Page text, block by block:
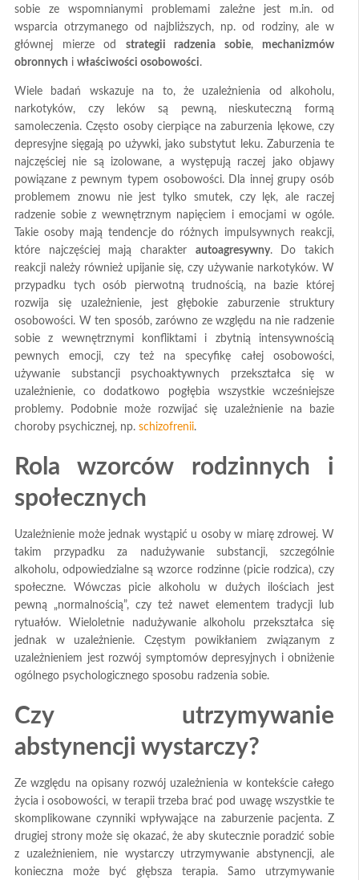
sobie ze wspomnianymi problemami zależne jest m.in. od
wsparcia otrzymanego od najbliższych, np. od rodziny, ale w
głównej mierze od strategii radzenia sobie, mechanizmów
obronnych i właściwości osobowości.
Wiele badań wskazuje na to, że uzależnienia od alkoholu,
narkotyków, czy leków są pewną, nieskuteczną formą
samoleczenia. Często osoby cierpiące na zaburzenia lękowe, czy
depresyjne sięgają po używki, jako substytut leku. Zaburzenia te
najczęściej nie są izolowane, a występują raczej jako objawy
powiązane z pewnym typem osobowości. Dla innej grupy osób
problemem znowu nie jest tylko smutek, czy lęk, ale raczej
radzenie sobie z wewnętrznym napięciem i emocjami w ogóle.
Takie osoby mają tendencje do różnych impulsywnych reakcji,
które najczęściej mają charakter autoagresywny. Do takich
reakcji należy również upijanie się, czy używanie narkotyków. W
przypadku tych osób pierwotną trudnością, na bazie której
rozwija się uzależnienie, jest głębokie zaburzenie struktury
osobowości. W ten sposób, zarówno ze względu na nie radzenie
sobie z wewnętrznymi konfliktami i zbytnią intensywnością
pewnych emocji, czy też na specyfikę całej osobowości,
używanie substancji psychoaktywnych przekształca się w
uzależnienie, co dodatkowo pogłębia wszystkie wcześniejsze
problemy. Podobnie może rozwijać się uzależnienie na bazie
choroby psychicznej, np. schizofrenii.
Rola wzorców rodzinnych i
społecznych
Uzależnienie może jednak wystąpić u osoby w miarę zdrowej. W
takim przypadku za nadużywanie substancji, szczególnie
alkoholu, odpowiedzialne są wzorce rodzinne (picie rodzica), czy
społeczne. Wówczas picie alkoholu w dużych ilościach jest
pewną „normalnością”, czy też nawet elementem tradycji lub
rytuałów. Wieloletnie nadużywanie alkoholu przekształca się
jednak w uzależnienie. Częstym powikłaniem związanym z
uzależnieniem jest rozwój symptomów depresyjnych i obniżenie
ogólnego psychologicznego sposobu radzenia sobie.
Czy utrzymywanie
abstynencji wystarczy?
Ze względu na opisany rozwój uzależnienia w kontekście całego
życia i osobowości, w terapii trzeba brać pod uwagę wszystkie te
skomplikowane czynniki wpływające na zaburzenie pacjenta. Z
drugiej strony może się okazać, że aby skutecznie poradzić sobie
z uzależnieniem, nie wystarczy utrzymywanie abstynencji, ale
konieczna może być głębsza terapia. Samo utrzymywanie